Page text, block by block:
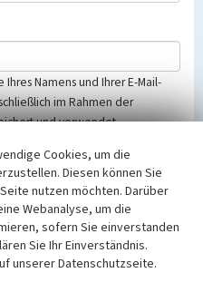
Namens und Ihrer E-Mail-
im Rahmen der
und verwendet.
der Vorschriften des
NRW und der seit
Datenschutzgrundverordnung
Sie bitte unsere
Cookies, um die
Diesen können Sie
nutzen möchten. Darüber
Webanalyse, um die
sofern Sie einverstanden
Sie Ihr Einverständnis.
unserer Datenschutzseite.